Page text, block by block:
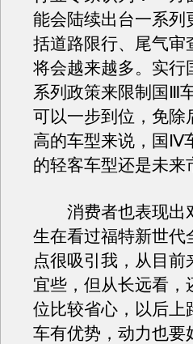
能会陆续出台一系列
括道路限行、尾气
将会越来越多。实
系列政策来限制国Ⅲ
可以一步到位，免除
高的车型来说，国Ⅳ
的轻客车型还是未来
消费者也表现出
生在看过福特新世
点很吸引我，从目
宜些，但从长远看
位比较省心，以后
车有优势，动力也